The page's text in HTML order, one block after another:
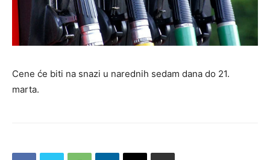
Cene će biti na snazi u narednih sedam dana do 21.
marta.